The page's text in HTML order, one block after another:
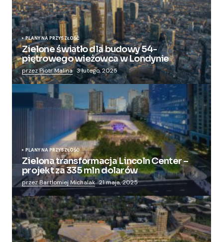
PLANY NA PRZYSZŁOŚĆ
Zielone światło dla budowy 54-
piętrowego wieżowca w Londynie
przez Piotr Malina 3 lutego, 2025
PLANY NA PRZYSZŁOŚĆ
Zielona transformacja Lincoln Center –
projekt za 335 mln dolarów
przez Bartłomiej Michalak 21 maja, 2025